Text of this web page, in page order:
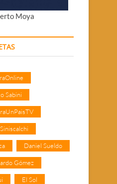
Moya
Sabini
Daniel Sueldo
Gómez
El Sol